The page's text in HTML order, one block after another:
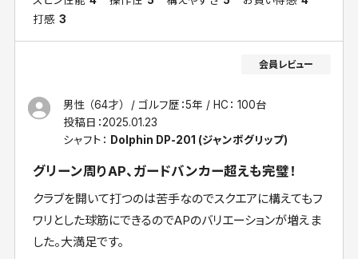
打感 3
男性 （64才） ゴルフ歴：5年
HC： 100台
投稿日：2025.01.23
シャフト： Dolphin DP-201 (ジャンボグリップ)
グリーン周りAP、ガードバンカー超えも完璧！
クラブを開いて打つのは苦手なのでスクエアに構えてもフ
ワリとした球筋にできるのでAPのバリエーションが増えま
した。大満足です。